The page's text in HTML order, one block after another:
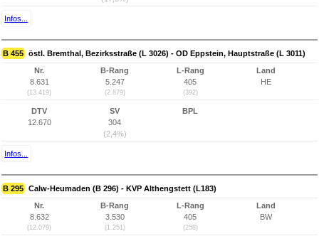
Infos...
B 455 östl. Bremthal, Bezirksstraße (L 3026) - OD Eppstein, Hauptstraße (L 3011)
Nr.
8.631
(13.419)
B-Rang
5.247
(2.879)
L-Rang
405
(392)
Land
HE
DTV
12.670
SV
304
(2,4%)
BPL
Infos...
B 295 Calw-Heumaden (B 296) - KVP Althengstett (L183)
Nr.
8.632
(12.079)
B-Rang
3.530
(1.251)
L-Rang
405
(258)
Land
BW